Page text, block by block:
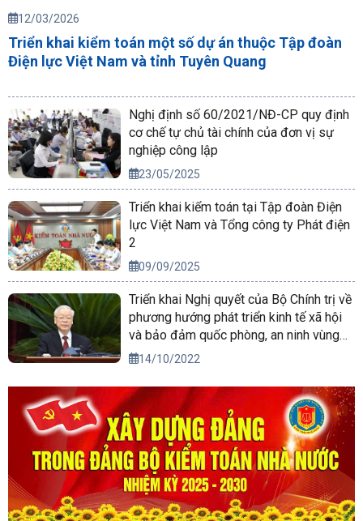
12/03/2026
Triển khai kiểm toán một số dự án thuộc Tập đoàn
Điện lực Việt Nam và tỉnh Tuyên Quang
Nghị định số 60/2021/NĐ-CP quy định
cơ chế tự chủ tài chính của đơn vị sự
nghiệp công lập
23/05/2025
Triển khai kiểm toán tại Tập đoàn Điện
lực Việt Nam và Tổng công ty Phát điện
2
09/09/2025
Triển khai Nghị quyết của Bộ Chính trị về
phương hướng phát triển kinh tế xã hội
và bảo đảm quốc phòng, an ninh vùng
Tây Nguyên đến năm 2030, tầm nhìn
14/10/2022